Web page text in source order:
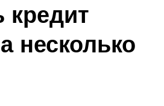
кредит
несколько